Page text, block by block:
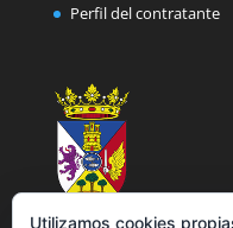
Perfil del contratante
Utilizamos cookies